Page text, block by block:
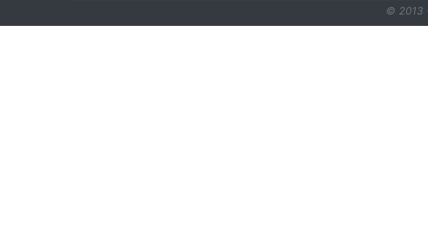
© 2013